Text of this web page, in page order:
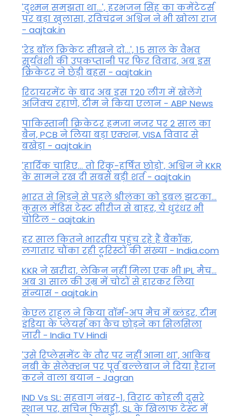
'दुश्मन समझता था...', हरभजन सिंह का कमेंटेटर्स
पर बड़ा खुलासा, रव‍िचंद्रन अश्विन ने भी खोला राज
- aajtak.in
'रेड बॉल क्रिकेट सीखने दो...', 15 साल के वैभव
सूर्यवंशी की उपकप्तानी पर फ‍िर व‍िवाद, अब इस
क्रिकेटर ने छेड़ी बहस - aajtak.in
रिटायरमेंट के बाद अब इस T20 लीग में खेलेंगे
अजिंक्य रहाणे, टीम ने किया एलान - ABP News
पाकिस्तानी क्रिकेटर हमजा नजर पर 2 साल का
बैन, PCB ने ल‍िया बड़ा एक्शन, VISA व‍िवाद से
बखेड़ा - aajtak.in
'हार्दिक चाहिए... तो रिंकू-हर्षित छोड़ो', अश्विन ने KKR
के सामने रख दी सबसे बड़ी शर्त - aajtak.in
भारत से भिड़ने से पहले श्रीलंका को डबल झटका...
कुसल मेंडिस टेस्ट सीरीज से बाहर, ये धुरंधर भी
चोटिल - aajtak.in
हर साल कितने भारतीय पहुंच रहे हैं बैंकॉक,
लगातार चौंका रही टूरिस्टों की संख्या - India.com
KKR ने खरीदा, लेकिन नहीं मिला एक भी IPL मैच...
अब 31 साल की उम्र में चोटों से हारकर लिया
संन्यास - aajtak.in
केएल राहुल ने किया वॉर्म-अप मैच में ब्लंडर, टीम
इंडिया के प्लेयर्स का कैच छोड़ने का सिलसिला
जारी - India TV Hindi
'उसे रिप्लेसमेंट के तौर पर नहीं आना था', आकिब
नबी के सेलेक्शन पर पूर्व बल्लेबाज ने दिया हैरान
करने वाला बयान - Jagran
IND Vs SL: सहवाग नंबर-1, विराट कोहली दूसरे
स्थान पर, सचिन फिसड्डी, SL के खिलाफ टेस्ट में